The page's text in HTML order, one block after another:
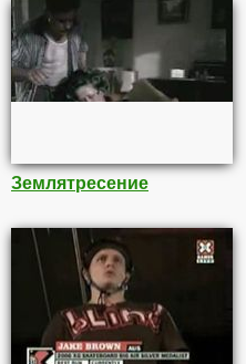
Землятресение